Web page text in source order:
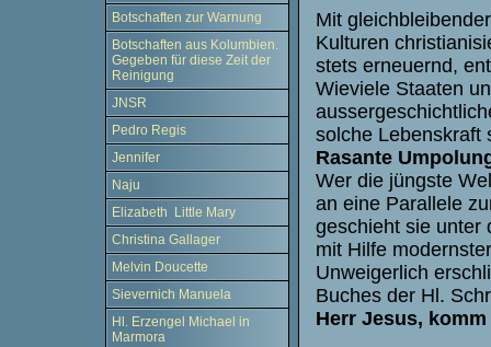
Botschaften zur Warnung
Botschaften aus Kolumbien.
Gegeben für diese Zeit der
Reinigung
JNSR
Pedro Regis
Jennifer
Naju
Elizabeth Little Mary
Christina Gallager
Melvin Doucette
Sievernich Manuela
Hl. Erzengel Michael in
Marmora
Mit
Kulturen
stets erneuernd,
Wieviele Staaten
solche Lebenskraft
Rasante
Wer die jüngste
an eine Parallele
geschieht sie unter
mit Hilfe
Unweigerlich
Buches der Hl.
Herr Jesus,